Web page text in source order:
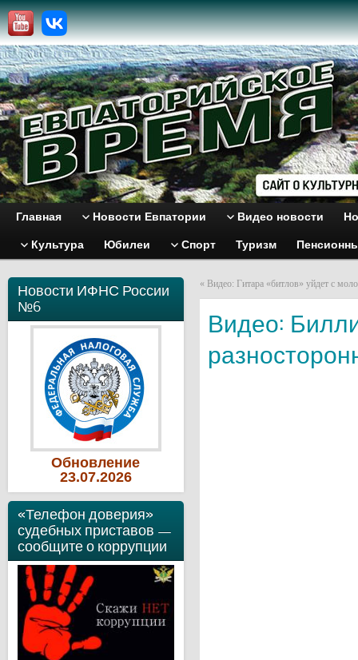
Главная Новости Евпатории Видео новости
Культура Юбилеи Спорт Туризм
Новости ИФНС России
№6
Обновление
23.07.2026
«Телефон доверия»
судебных приставов —
сообщите о коррупции
« Видео: Гитара «битлов» уйдет с
Видео: